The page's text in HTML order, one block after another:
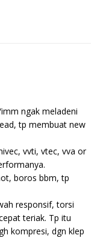
ngak meladeni
tp membuat new
vvti, vtec, vva or
boros bbm, tp
responsif, torsi
teriak. Tp itu
kompresi, dgn klep